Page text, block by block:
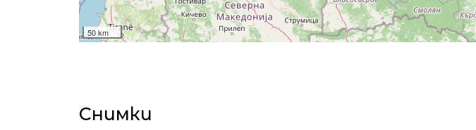
50 km
Снимки